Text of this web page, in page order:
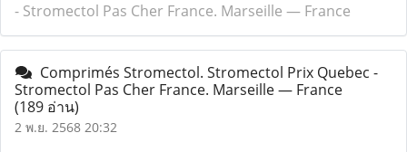
- Stromectol Pas Cher France. Marseille — France
Comprimés Stromectol. Stromectol Prix Quebec -
Stromectol Pas Cher France. Marseille — France
(189 อ่าน)
2 พ.ย. 2568 20:32